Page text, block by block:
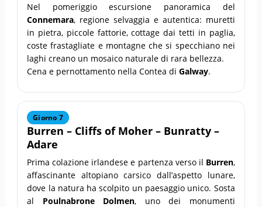
Nel pomeriggio escursione panoramica del
Connemara, regione selvaggia e autentica: muretti
in pietra, piccole fattorie, cottage dai tetti in paglia,
coste frastagliate e montagne che si specchiano nei
laghi creano un mosaico naturale di rara bellezza.
Cena e pernottamento nella Contea diGalway.
Giorno 7
Burren – Cliffs of Moher – Bunratty –
Adare
Prima colazione irlandese e partenza verso il Burren,
affascinante altopiano carsico dall’aspetto lunare,
dove la natura ha scolpito un paesaggio unico. Sosta
al Poulnabrone Dolmen, uno dei monumenti